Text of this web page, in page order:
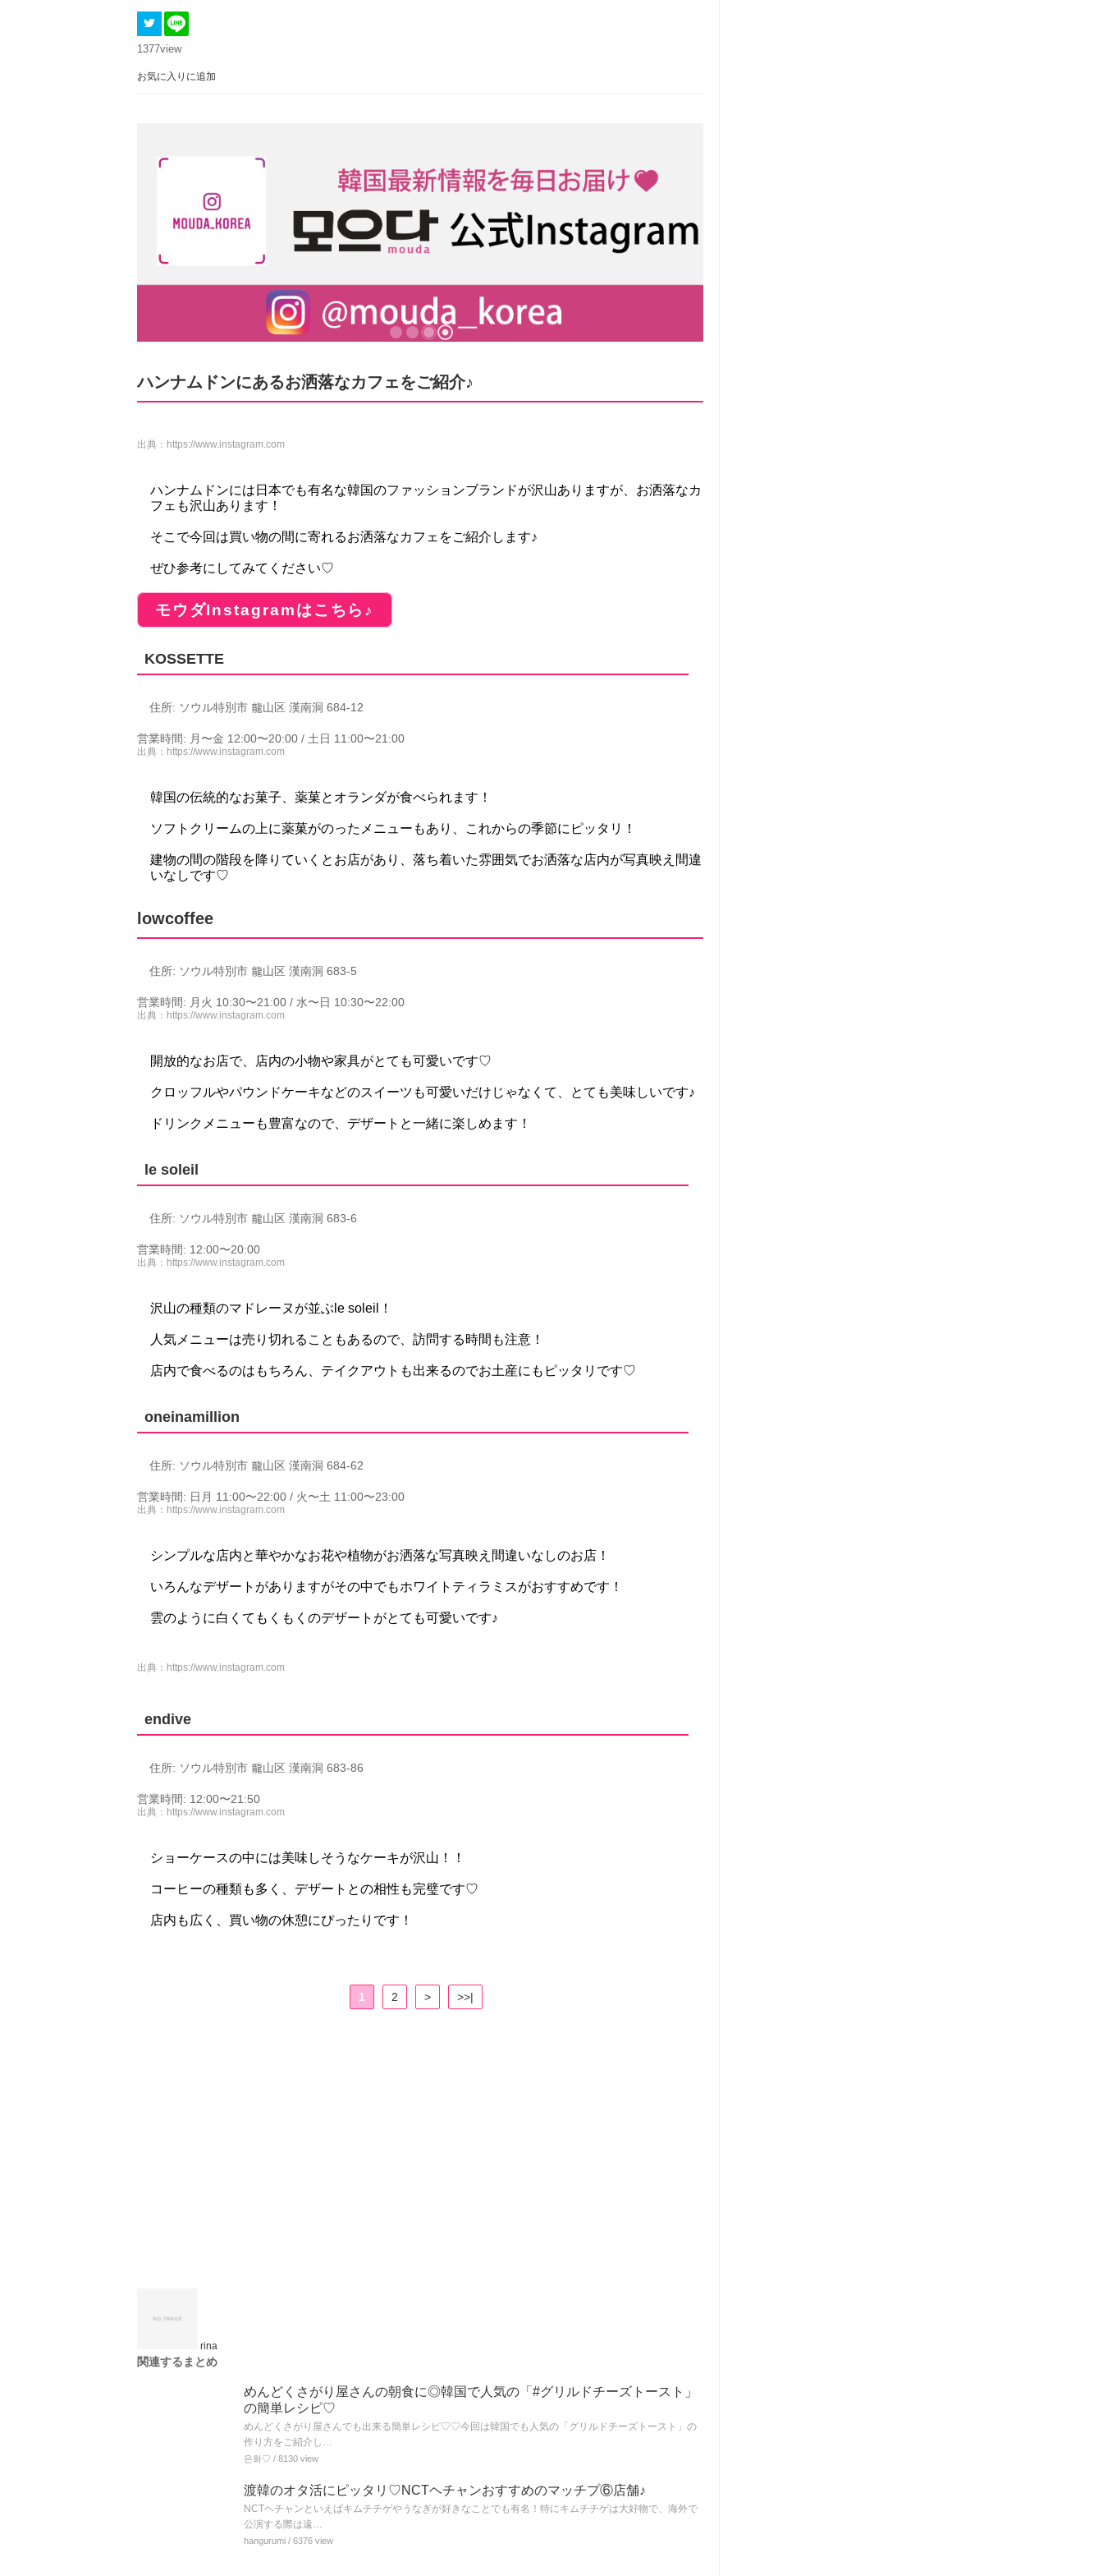
1377view
お気に入りに追加
ハンナムドンにあるお洒落なカフェをご紹介♪
出典： https://www.instagram.com
ハンナムドンには日本でも有名な韓国のファッションブランドが沢山ありますが、お洒落なカ
フェも沢山あります！
そこで今回は買い物の間に寄れるお洒落なカフェをご紹介します♪
ぜひ参考にしてみてください♡
モウダInstagramはこちら♪
KOSSETTE
住所: ソウル特別市 龍山区 漢南洞 684-12
営業時間: 月〜金 12:00〜20:00 / 土日 11:00〜21:00
出典： https://www.instagram.com
韓国の伝統的なお菓子、薬菓とオランダが食べられます！
ソフトクリームの上に薬菓がのったメニューもあり、これからの季節にピッタリ！
建物の間の階段を降りていくとお店があり、落ち着いた雰囲気でお洒落な店内が写真映え間違
いなしです♡
lowcoffee
住所: ソウル特別市 龍山区 漢南洞 683-5
営業時間: 月火 10:30〜21:00 / 水〜日 10:30〜22:00
出典： https://www.instagram.com
開放的なお店で、店内の小物や家具がとても可愛いです♡
クロッフルやパウンドケーキなどのスイーツも可愛いだけじゃなくて、とても美味しいです♪
ドリンクメニューも豊富なので、デザートと一緒に楽しめます！
le soleil
住所: ソウル特別市 龍山区 漢南洞 683-6
営業時間: 12:00〜20:00
出典： https://www.instagram.com
沢山の種類のマドレーヌが並ぶle soleil！
人気メニューは売り切れることもあるので、訪問する時間も注意！
店内で食べるのはもちろん、テイクアウトも出来るのでお土産にもピッタリです♡
oneinamillion
住所: ソウル特別市 龍山区 漢南洞 684-62
営業時間: 日月 11:00〜22:00 / 火〜土 11:00〜23:00
出典： https://www.instagram.com
シンプルな店内と華やかなお花や植物がお洒落な写真映え間違いなしのお店！
いろんなデザートがありますがその中でもホワイトティラミスがおすすめです！
雲のように白くてもくもくのデザートがとても可愛いです♪
出典： https://www.instagram.com
endive
住所: ソウル特別市 龍山区 漢南洞 683-86
営業時間: 12:00〜21:50
出典： https://www.instagram.com
ショーケースの中には美味しそうなケーキが沢山！！
コーヒーの種類も多く、デザートとの相性も完璧です♡
店内も広く、買い物の休憩にぴったりです！
1 2 > >>|
rina
関連するまとめ
めんどくさがり屋さんの朝食に◎韓国で人気の「#グリルドチーズトースト」
の簡単レシピ♡
めんどくさがり屋さんでも出来る簡単レシピ♡♡今回は韓国でも人気の「グリルドチーズトースト」の
作り方をご紹介し…
은화♡ / 8130 view
渡韓のオタ活にピッタリ♡NCTヘチャンおすすめのマッチプ⑥店舗♪
NCTヘチャンといえばキムチチゲやうなぎが好きなことでも有名！特にキムチチゲは大好物で、海外で
公演する際は遠…
hangurumi / 6376 view